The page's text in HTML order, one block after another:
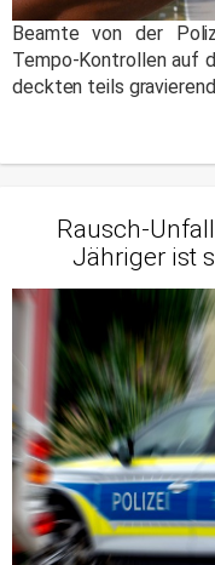
Beamte von der
Tempo-Kontrollen auf
deckten teils
Rausch-
Jähriger ist